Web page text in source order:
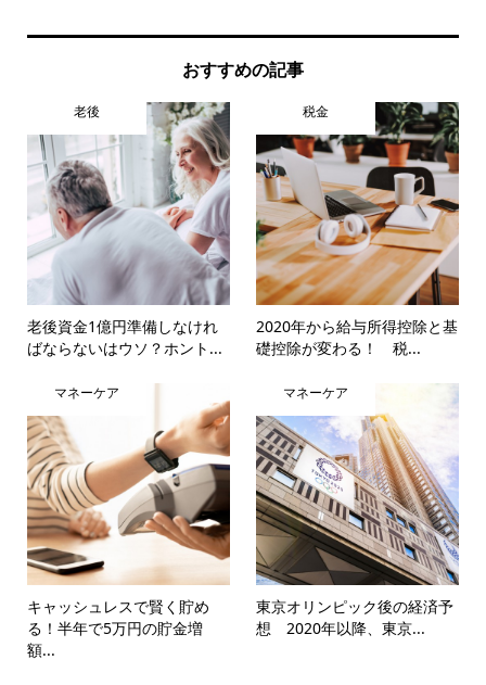
おすすめの記事
老後
老後資金1億円準備しなけれ
ばならないはウソ？ホント...
税金
2020年から給与所得控除と基
礎控除が変わる！ 税...
マネーケア
キャッシュレスで賢く貯め
る！半年で5万円の貯金増
額...
マネーケア
東京オリンピック後の経済予
想 2020年以降、東京...